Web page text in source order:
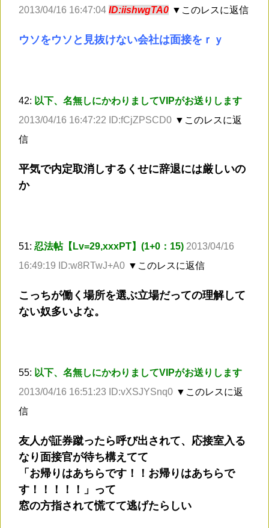
2013/04/16 16:47:04 ID:iishwgTA0 ▼このレスに返信
ウソをウソと見抜けない会社は面接をｒｙ
42: 以下、名無しにかわりましてVIPがお送りします
2013/04/16 16:47:22 ID:fCjZPSCD0 ▼このレスに返
信
平気で内定取消しするくせに辞退には厳しいの
か
51: 忍法帖【Lv=29,xxxPT】(1+0：15) 2013/04/16
16:49:19 ID:w8RTwJ+A0 ▼このレスに返信
こっちが働く場所を選ぶ立場だっての理解して
ない奴多いよな。
55: 以下、名無しにかわりましてVIPがお送りします
2013/04/16 16:51:23 ID:vXSJYSnq0 ▼このレスに返
信
友人が証券蹴ったら呼び出されて、応接室入る
なり面接官が待ち構えてて
「お帰りはあちらです！！お帰りはあちらで
す！！！！！」って
窓の方指されて慌てて逃げたらしい